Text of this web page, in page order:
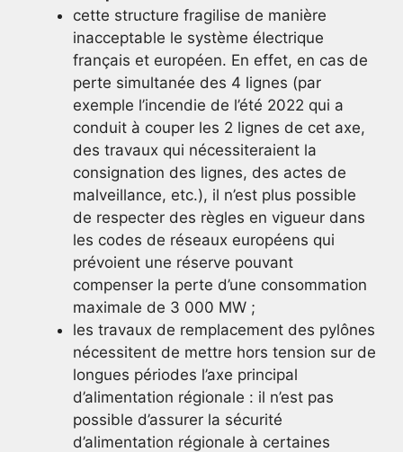
cette structure fragilise de manière
inacceptable le système électrique
français et européen. En effet, en cas de
perte simultanée des 4 lignes (par
exemple l’incendie de l’été 2022 qui a
conduit à couper les 2 lignes de cet axe,
des travaux qui nécessiteraient la
consignation des lignes, des actes de
malveillance, etc.), il n’est plus possible
de respecter des règles en vigueur dans
les codes de réseaux européens qui
prévoient une réserve pouvant
compenser la perte d’une consommation
maximale de 3 000 MW ;
les travaux de remplacement des pylônes
nécessitent de mettre hors tension sur de
longues périodes l’axe principal
d’alimentation régionale : il n’est pas
possible d’assurer la sécurité
d’alimentation régionale à certaines